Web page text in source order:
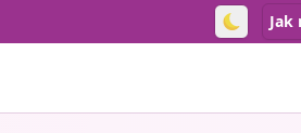
Toggle
Jak